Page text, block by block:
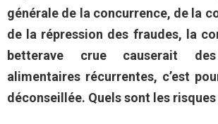
générale de la concurrence, de la
de la répression des fraudes, la
betterave crue causerait
alimentaires récurrentes, c’est
déconseillée. Quels sont les